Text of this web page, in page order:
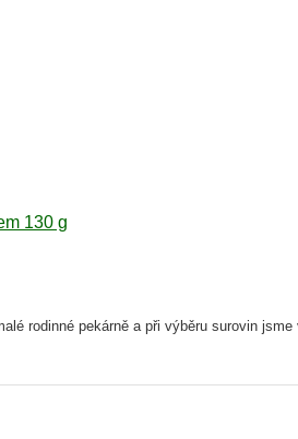
130 g
rodinné pekárně a při výběru surovin